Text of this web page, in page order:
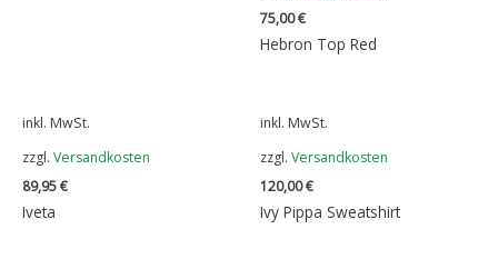
75,00€
Hebron Top Red
inkl. MwSt.
zzgl. Versandkosten
89,95€
Iveta
inkl. MwSt.
zzgl. Versandkosten
120,00€
Ivy Pippa Sweatshirt